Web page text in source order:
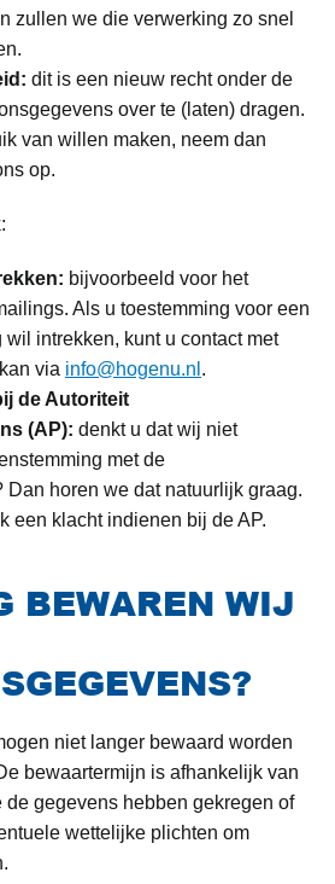
zullen we die verwerking zo snel
dit is een nieuw recht onder de
over te (laten) dragen.
van willen maken, neem dan
op.
bijvoorbeeld voor het
Als u toestemming voor een
intrekken, kunt u contact met
via info@hogenu.nl .
de Autoriteit
(AP): denkt u dat wij niet
met de
Dan horen we dat natuurlijk graag.
een klacht indienen bij de AP.
BEWAREN WIJ
niet langer bewaard worden
bewaartermijn is afhankelijk van
de gegevens hebben gekregen of
wettelijke plichten om